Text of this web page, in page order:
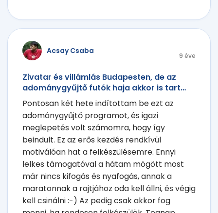
Acsay Csaba
9 éve
Zivatar és villámlás Budapesten, de az
adománygyűjtő futók haja akkor is tart…
Pontosan két hete indítottam be ezt az
adománygyűjtő programot, és igazi
meglepetés volt számomra, hogy így
beindult. Ez az erős kezdés rendkívül
motiválóan hat a felkészülésemre. Ennyi
lelkes támogatóval a hátam mögött most
már nincs kifogás és nyafogás, annak a
maratonnak a rajtjához oda kell állni, és végig
kell csinálni :-) Az pedig csak akkor fog